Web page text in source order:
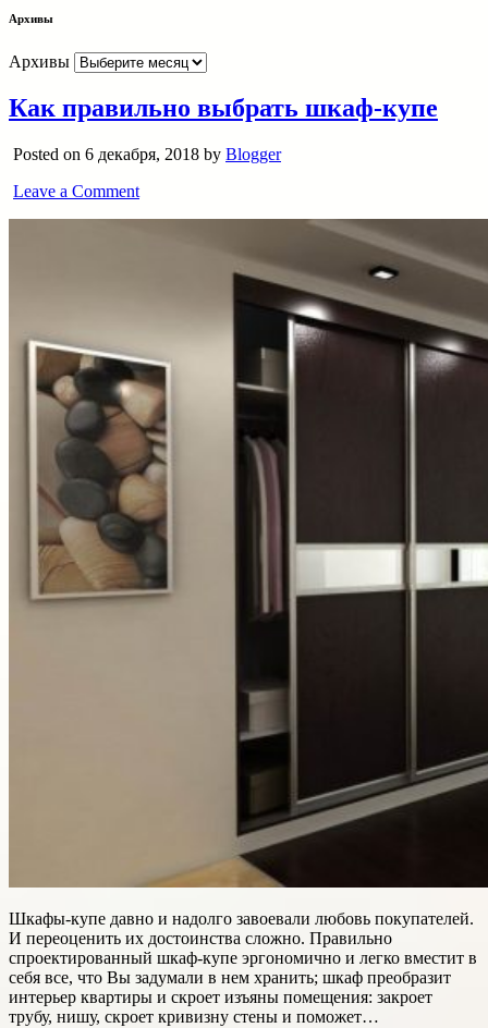
Архивы
Архивы
Как правильно выбрать шкаф-купе
Posted on 6 декабря, 2018 by Blogger
Leave a Comment
Шкафы-купе давно и надолго завоевали любовь покупателей.
И переоценить их достоинства сложно. Правильно
спроектированный шкаф-купе эргономично и легко вместит в
себя все, что Вы задумали в нем хранить; шкаф преобразит
интерьер квартиры и скроет изъяны помещения: закроет
трубу, нишу, скроет кривизну стены и поможет…